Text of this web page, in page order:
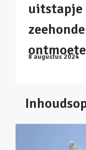
uitstapje
8 augustus 2024